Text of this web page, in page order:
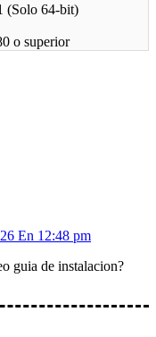
(Solo 64-bit)
o superior
En 12:48 pm
guia de instalacion?